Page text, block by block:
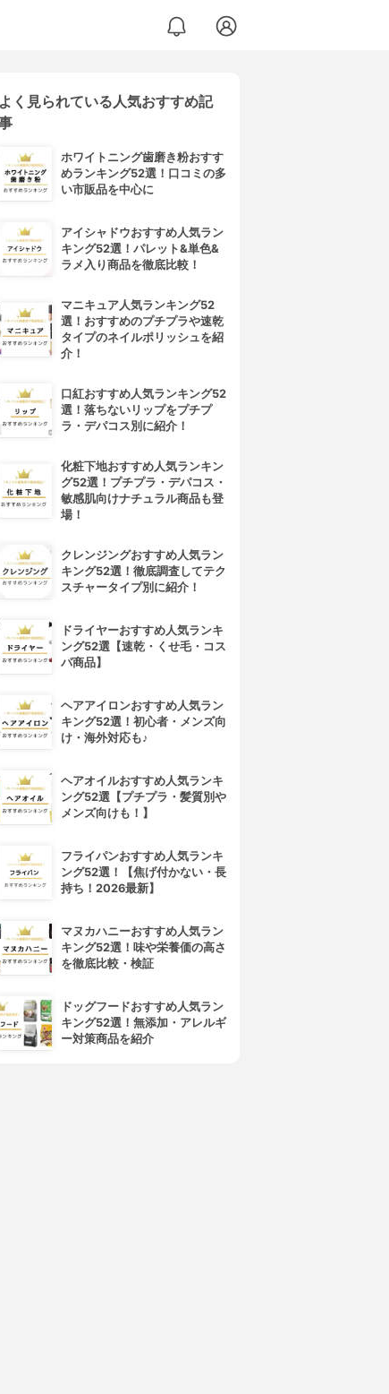
4位
歯ブラシ
3.84 (2)
¥214
よく見られている人気おすすめ記
ホワイトニング歯磨き粉おすす
めランキング52選！口コミの多
い市販品を中心に
アイシャドウおすすめ人気ラン
キング52選！パレット&単色&
ラメ入り商品を徹底比較！
マニキュア人気ランキング52
選！おすすめのプチプラや速乾
タイプのネイルポリッシュを紹
介！
口紅おすすめ人気ランキング52
選！落ちないリップをプチプ
ラ・デパコス別に紹介！
化粧下地おすすめ人気ランキン
グ52選！プチプラ・デパコス・
敏感肌向けナチュラル商品も登
場！
クレンジングおすすめ人気ラン
キング52選！徹底調査してテク
スチャータイプ別に紹介！
ドライヤーおすすめ人気ランキ
ング52選【速乾・くせ毛・コス
パ商品】
ヘアアイロンおすすめ人気ラン
キング52選！初心者・メンズ向
け・海外対応も♪
ヘアオイルおすすめ人気ランキ
ング52選【プチプラ・髪質別や
メンズ向けも！】
フライパンおすすめ人気ランキ
ング52選！【焦げ付かない・長
持ち！2026最新】
マヌカハニーおすすめ人気ラン
キング52選！味や栄養価の高さ
を徹底比較・検証
ドッグフードおすすめ人気ラン
キング52選！無添加・アレルギ
ー対策商品を紹介